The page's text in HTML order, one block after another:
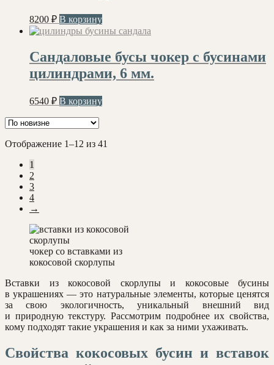
8200 ₽ В корзину
Сандаловые бусы чокер с бусинами
цилиндрами, 6 мм.
6540 ₽ В корзину
Отображение 1–12 из 41
1
2
3
4
→
чокер со вставками из
кокосовой скорлупы
Вставки из кокосовой скорлупы и кокосовые бусины
в украшениях — это натуральные элементы, которые ценятся
за свою экологичность, уникальный внешний вид
и природную текстуру. Рассмотрим подробнее их свойства,
кому подходят такие украшения и как за ними ухаживать.
Свойства кокосовых бусин и вставок